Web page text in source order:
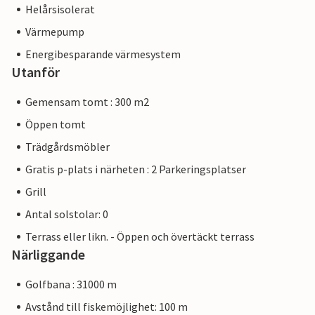
Helårsisolerat
Värmepump
Energibesparande värmesystem
Utanför
Gemensam tomt : 300 m2
Öppen tomt
Trädgårdsmöbler
Gratis p-plats i närheten : 2 Parkeringsplatser
Grill
Antal solstolar: 0
Terrass eller likn. - Öppen och övertäckt terrass
Närliggande
Golfbana : 31000 m
Avstånd till fiskemöjlighet: 100 m